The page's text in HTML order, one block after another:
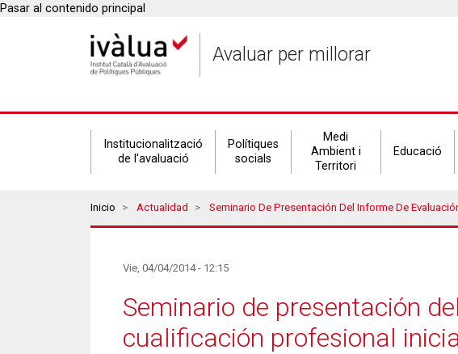
Pasar al contenido principal
Avaluar per millorar
Secondary
navigation
Institucionalització
de l'avaluació
Polítiques
socials
Medi
Ambient i
Territori
Educació
Breadcrumbs
Inicio Actualidad Seminario De Presentación Del Informe De Evaluación De Los Programas De Cualificación
Vie, 04/04/2014 - 12:15
Seminario de presentación
cualificación profesional